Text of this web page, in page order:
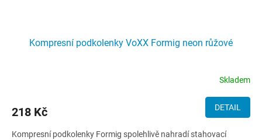
Kompresní podkolenky VoXX Formig neon růžové
Skladem
218 Kč DETAIL
Kompresní podkolenky Formig spolehlivě nahradí stahovací